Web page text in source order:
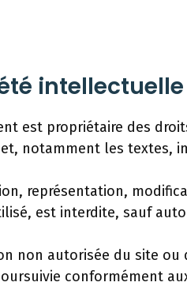
est propriétaire des
notamment les textes,
représentation,
est interdite, sauf
non autorisée du site ou
conformément